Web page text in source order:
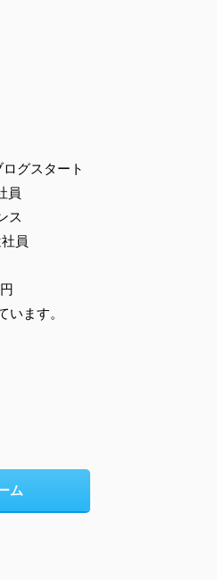
グスタート
員
ス
員
います。
ム